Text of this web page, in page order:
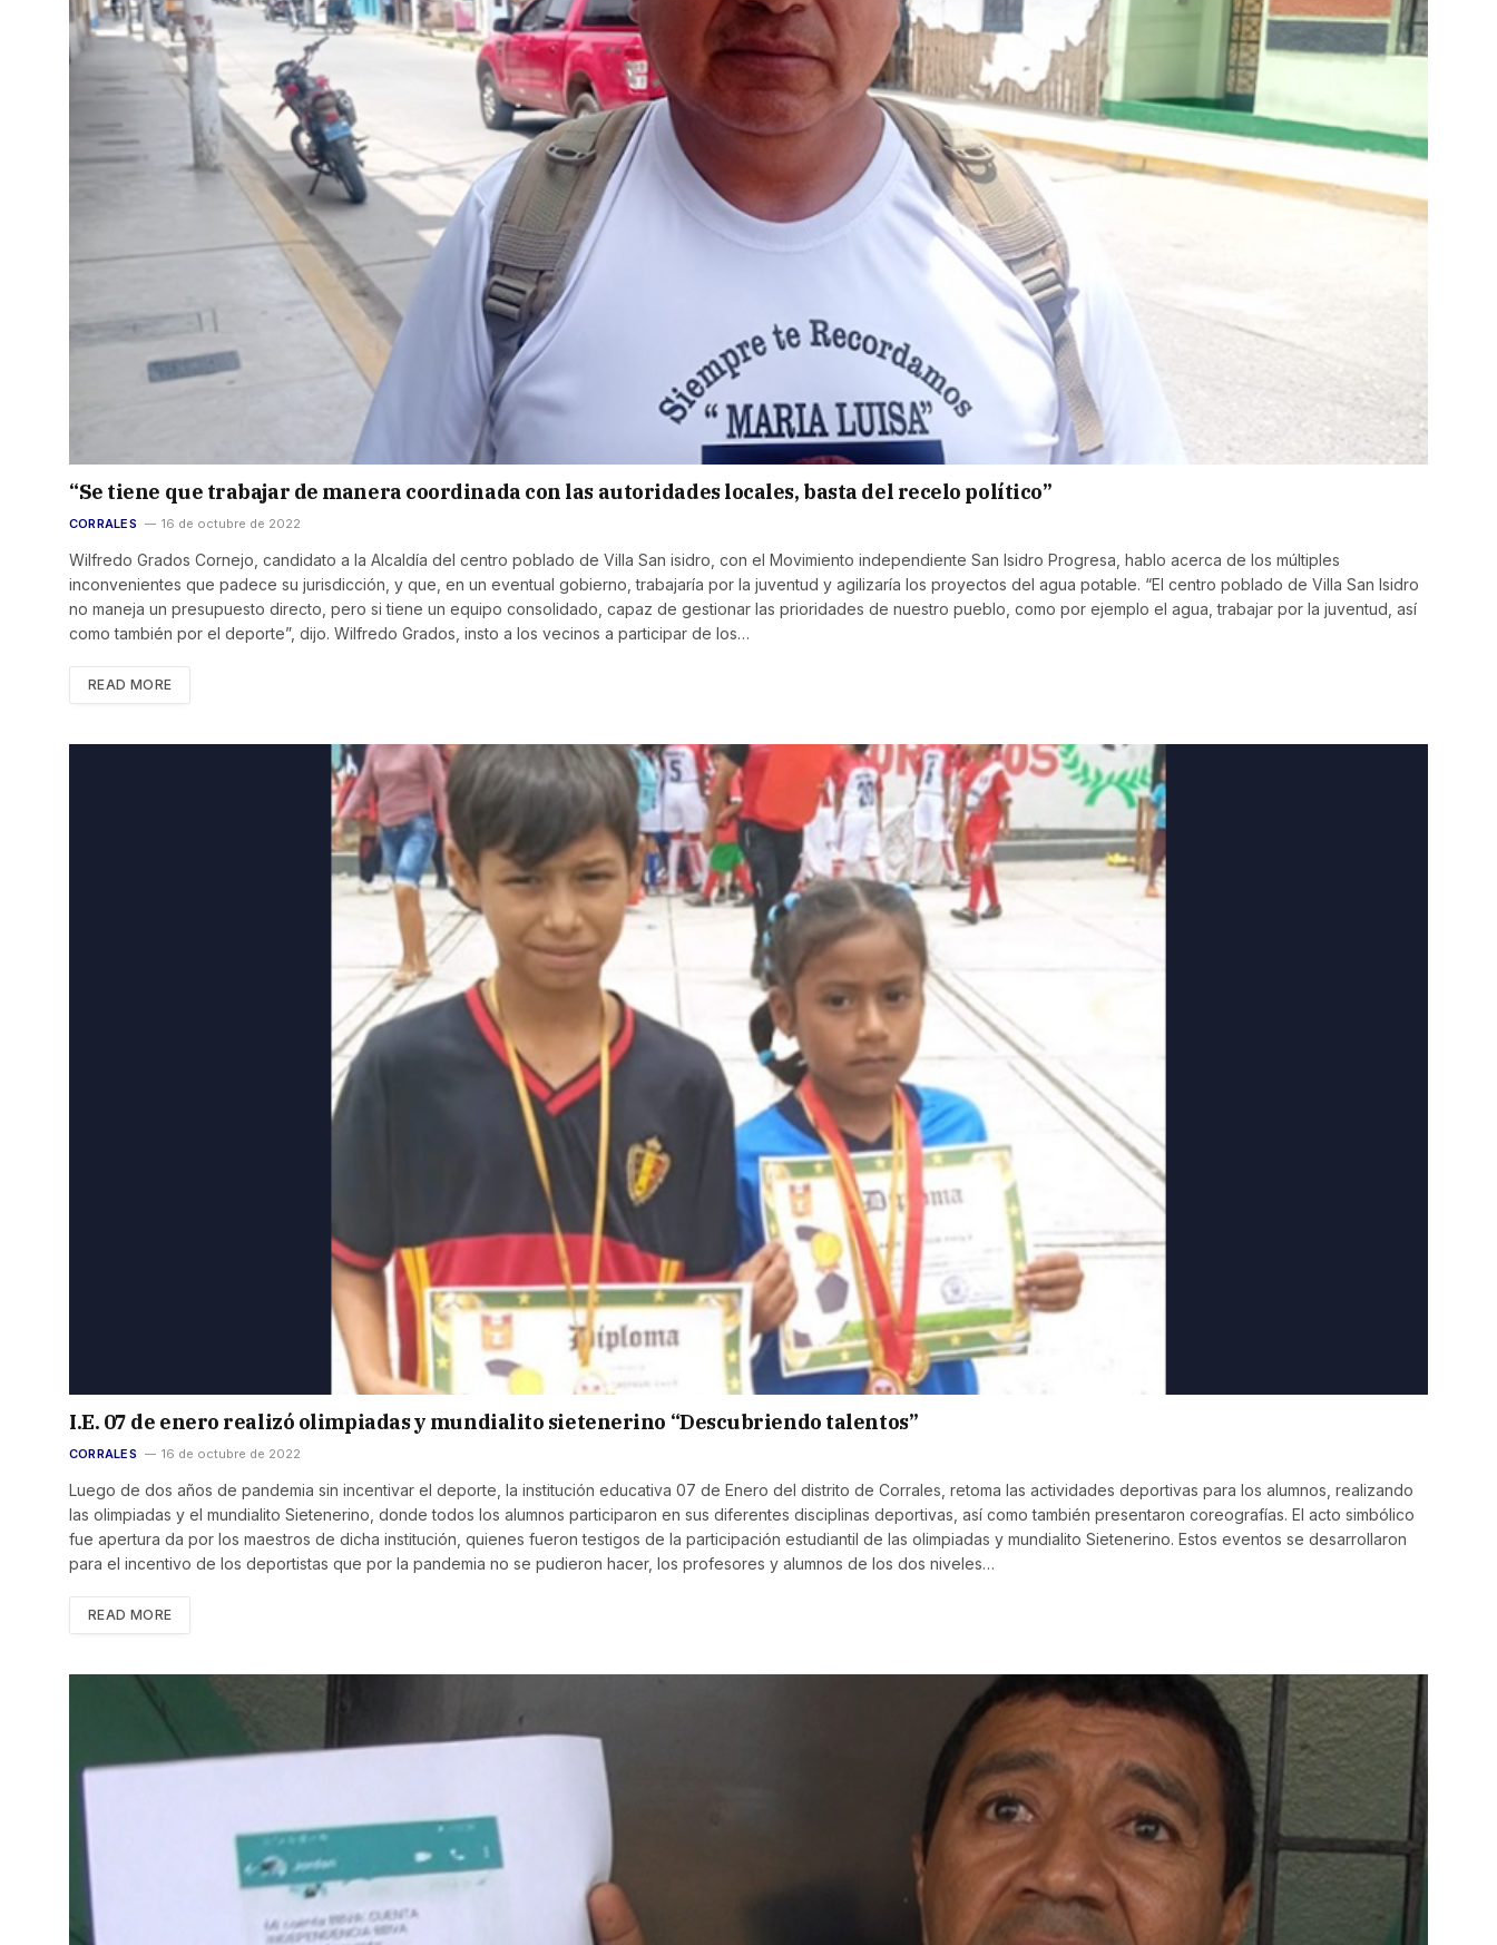
“Se tiene que trabajar de manera coordinada con las autoridades locales, basta del recelo político”
CORRALES 16 de octubre de 2022
Wilfredo Grados Cornejo, candidato a la Alcaldía del centro poblado de Villa San isidro, con el Movimiento independiente San Isidro Progresa, hablo acerca de los múltiples
inconvenientes que padece su jurisdicción, y que, en un eventual gobierno, trabajaría por la juventud y agilizaría los proyectos del agua potable. “El centro poblado de Villa San Isidro
no maneja un presupuesto directo, pero si tiene un equipo consolidado, capaz de gestionar las prioridades de nuestro pueblo, como por ejemplo el agua, trabajar por la juventud, así
como también por el deporte”, dijo. Wilfredo Grados, insto a los vecinos a participar de los…
READ MORE
I.E. 07 de enero realizó olimpiadas y mundialito sietenerino “Descubriendo talentos”
CORRALES 16 de octubre de 2022
Luego de dos años de pandemia sin incentivar el deporte, la institución educativa 07 de Enero del distrito de Corrales, retoma las actividades deportivas para los alumnos, realizando
las olimpiadas y el mundialito Sietenerino, donde todos los alumnos participaron en sus diferentes disciplinas deportivas, así como también presentaron coreografías. El acto simbólico
fue apertura da por los maestros de dicha institución, quienes fueron testigos de la participación estudiantil de las olimpiadas y mundialito Sietenerino. Estos eventos se desarrollaron
para el incentivo de los deportistas que por la pandemia no se pudieron hacer, los profesores y alumnos de los dos niveles…
READ MORE